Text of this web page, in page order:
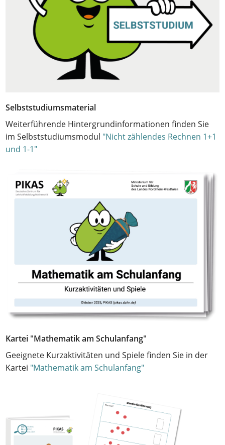
Selbststudiumsmaterial
Weiterführende Hintergrundinformationen finden Sie
im Selbststudiumsmodul "Nicht zählendes Rechnen 1+1
und 1-1"
Kartei "Mathematik am Schulanfang"
Geeignete Kurzaktivitäten und Spiele finden Sie in der
Kartei "Mathematik am Schulanfang"